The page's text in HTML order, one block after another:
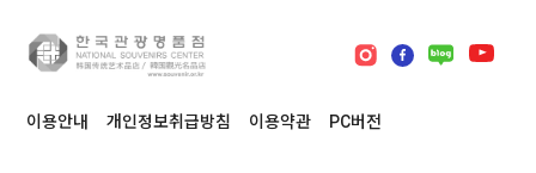
이용안내 개인정보취급방침 이용약관 PC버전